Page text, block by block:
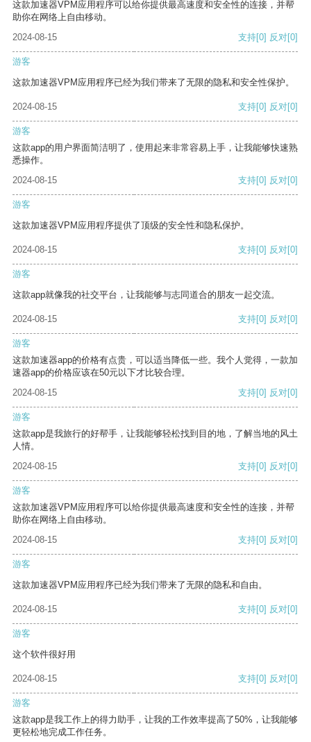
这款加速器VPM应用程序可以给你提供最高速度和安全性的连接，并帮
助你在网络上自由移动。
2024-08-15
支持[0] 反对[0]
游客
这款加速器VPM应用程序已经为我们带来了无限的隐私和安全性保护。
2024-08-15 支持[0] 反对[0]
游客
这款app的用户界面简洁明了，使用起来非常容易上手，让我能够快速熟
悉操作。
2024-08-15
支持[0] 反对[0]
游客
这款加速器VPM应用程序提供了顶级的安全性和隐私保护。
2024-08-15 支持[0] 反对[0]
游客
这款app就像我的社交平台，让我能够与志同道合的朋友一起交流。
2024-08-15 支持[0] 反对[0]
游客
这款加速器app的价格有点贵，可以适当降低一些。我个人觉得，一款加
速器app的价格应该在50元以下才比较合理。
2024-08-15
支持[0] 反对[0]
游客
这款app是我旅行的好帮手，让我能够轻松找到目的地，了解当地的风土
人情。
2024-08-15
支持[0] 反对[0]
游客
这款加速器VPM应用程序可以给你提供最高速度和安全性的连接，并帮
助你在网络上自由移动。
2024-08-15
支持[0] 反对[0]
游客
这款加速器VPM应用程序已经为我们带来了无限的隐私和自由。
2024-08-15 支持[0] 反对[0]
游客
这个软件很好用
2024-08-15 支持[0] 反对[0]
游客
这款app是我工作上的得力助手，让我的工作效率提高了50%，让我能够
更轻松地完成工作任务。